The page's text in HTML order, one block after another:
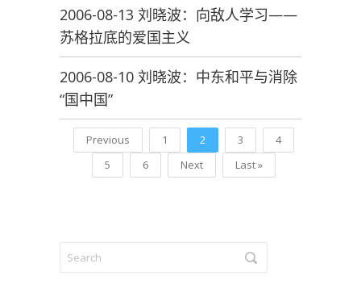
2006-08-13 刘晓波：向敌人学习——
苏格拉底的爱国主义
2006-08-10 刘晓波：中东和平与消除
“国中国”
Previous 1 2 3
4
5
6 Next Last »